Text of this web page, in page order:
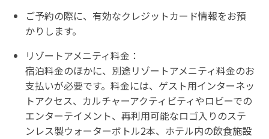
ご予約の際に、有効なクレジットカード情報をお預
かりします。
リゾートアメニティ料金：
宿泊料金のほかに、別途リゾートアメニティ料金のお
支払いが必要です。料金には、ゲスト用インターネッ
トアクセス、カルチャーアクティビティやロビーでの
エンターテイメント、再利用可能なロゴ入りのステ
ンレス製ウォーターボトル2本、ホテル内の飲食施設